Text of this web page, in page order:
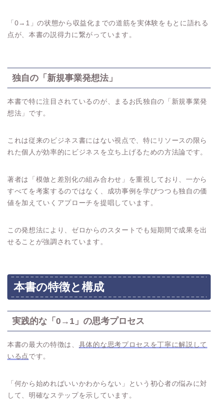
「0→1」の状態から収益化までの道筋を実体験をもとに語れる
点が、本書の説得力に繋がっています。
独自の「新規事業発想法」
本書で特に注目されているのが、まるお氏独自の「新規事業発
想法」です。
これは従来のビジネス書にはない視点で、特にリソースの限ら
れた個人が効率的にビジネスを立ち上げるための方法論です。
著者は「模倣と差別化の組み合わせ」を重視しており、一から
すべてを考案するのではなく、成功事例を学びつつも独自の価
値を加えていくアプローチを提唱しています。
この発想法により、ゼロからのスタートでも短期間で成果を出
せることが強調されています。
本書の特徴と構成
実践的な「0→1」の思考プロセス
本書の最大の特徴は、 具体的な思考プロセスを丁寧に解説して
いる点 です。
「何から始めればいいかわからない」という初心者の悩みに対
して、明確なステップを示しています。